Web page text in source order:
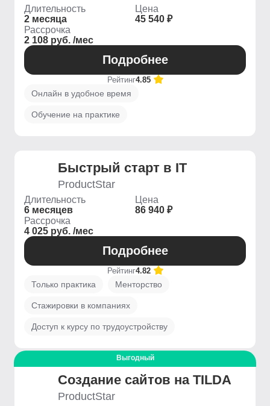
Длительность
2 месяца
Цена
45 540 ₽
Рассрочка
2 108 руб. /мес
Подробнее
Рейтинг4.85
Онлайн в удобное время
Обучение на практике
Быстрый старт в IT
ProductStar
Длительность
6 месяцев
Цена
86 940 ₽
Рассрочка
4 025 руб. /мес
Подробнее
Рейтинг4.82
Только практика Менторство
Стажировки в компаниях
Доступ к курсу по трудоустройству
Выгодный
Создание сайтов на TILDA
ProductStar